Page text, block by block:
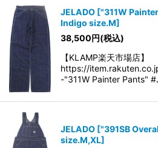
並び順
絞り込む
JELADO ["311W
Indigo size.M]
38,500円(税込)
【KLAMP楽天市場店】
https://
-"311W Painter Pants"
JELADO ["391SB
size.M,XL]